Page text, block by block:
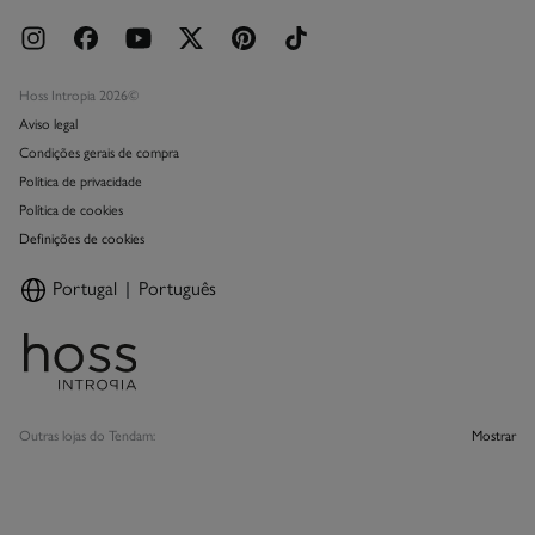
Hoss Intropia 2026©
Aviso legal
Condições gerais de compra
Política de privacidade
Política de cookies
Definições de cookies
Portugal Português
Outras lojas do Tendam: Mostrar